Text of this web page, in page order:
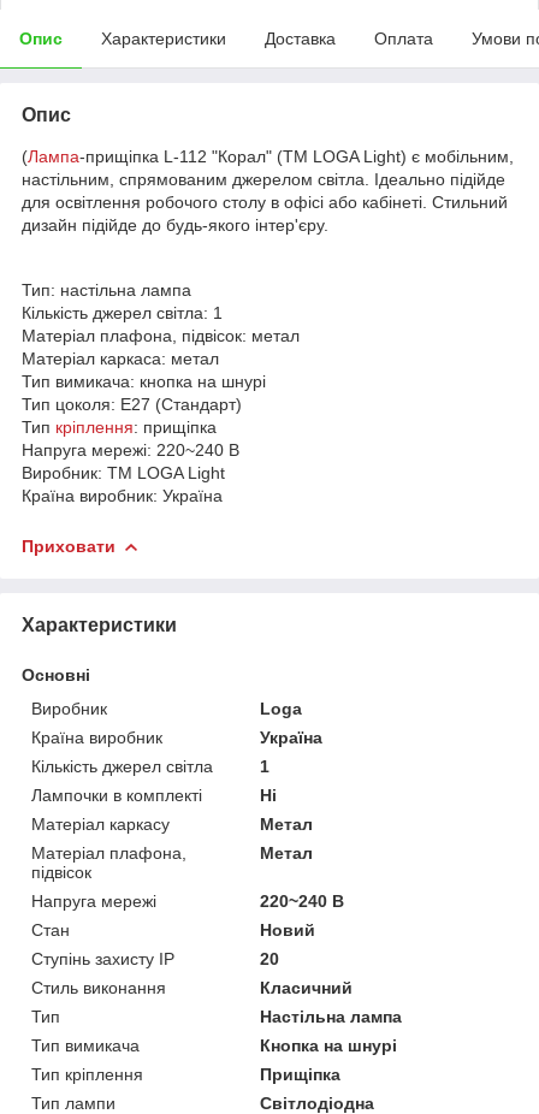
Опис Характеристики Доставка Оплата Умови
Опис
(Лампа-прищіпка L-112 "Корал" (ТМ LOGA Light) є мобільним,
настільним, спрямованим джерелом світла. Ідеально підійде
для освітлення робочого столу в офісі або кабінеті. Стильний
дизайн підійде до будь-якого інтер'єру.
Тип: настільна лампа
Кількість джерел світла: 1
Матеріал плафона, підвісок: метал
Матеріал каркаса: метал
Тип вимикача: кнопка на шнурі
Тип цоколя: E27 (Стандарт)
Тип кріплення: прищіпка
Напруга мережі: 220~240 В
Виробник: ТМ LOGA Light
Країна виробник: Україна
Приховати
Характеристики
Основні
Виробник
Loga
Країна виробник
Україна
Кількість джерел світла
1
Лампочки в комплекті
Ні
Матеріал каркасу
Метал
Матеріал плафона,
підвісок
Метал
Напруга мережі
220~240 В
Стан
Новий
Ступінь захисту IP
20
Стиль виконання
Класичний
Тип
Настільна лампа
Тип вимикача
Кнопка на шнурі
Тип кріплення
Прищіпка
Тип лампи
Світлодіодна